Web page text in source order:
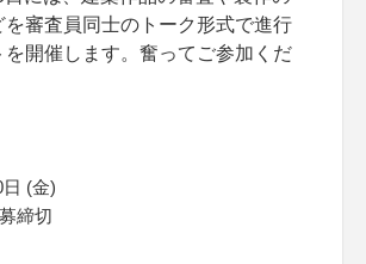
を審査員同士のトーク形式で進行
を開催します。奮ってご参加くだ
(金)
締切